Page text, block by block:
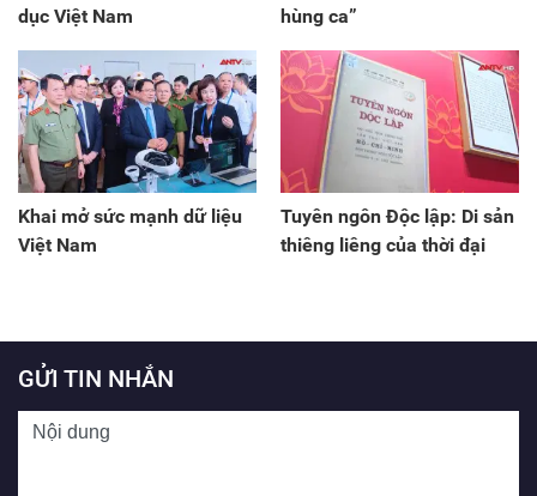
dục Việt Nam
hùng ca”
Khai mở sức mạnh dữ liệu
Việt Nam
Tuyên ngôn Độc lập: Di sản
thiêng liêng của thời đại
GỬI TIN NHẮN